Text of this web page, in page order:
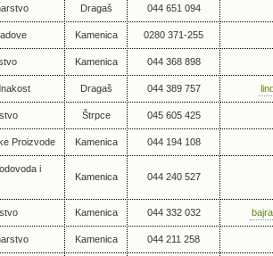
Dragaš 044 651 094
Kamenica 0280 371-255
Kamenica 044 368 898
Dragaš 044 389 757
Štrpce 045 605 425
Proizvode Kamenica 044 194 108
i
Kamenica 044 240 527
Kamenica 044 332 032
Kamenica 044 211 258